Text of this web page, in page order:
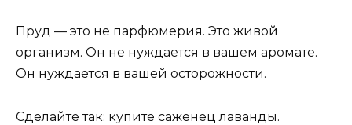
Пруд — это не парфюмерия. Это живой
организм. Он не нуждается в вашем аромате.
Он нуждается в вашей осторожности.
Сделайте так: купите саженец лаванды.